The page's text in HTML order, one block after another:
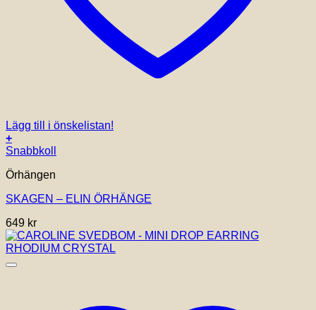
Lägg till i önskelistan!
+
Snabbkoll
Örhängen
SKAGEN – ELIN ÖRHÄNGE
649 kr